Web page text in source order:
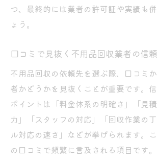
不用品回収の追加費用回避は
東海市の不用品回収で気をつけた
不用品回収業者の危険サイン
認
口コミが警告する不用品回収
怪しい不用品回収業者の見分
解説
つ、最終的には業者の許可証や実績も
ょう。
口コミで見抜く不用品回収業者の信
不用品回収の依頼先を選ぶ際、口コミ
者かどうかを見抜くことが重要です。
ポイントは「料金体系の明確さ」「見
力」「スタッフの対応」「回収作業の
ル対応の速さ」などが挙げられます。
の口コミで頻繁に言及される項目です。